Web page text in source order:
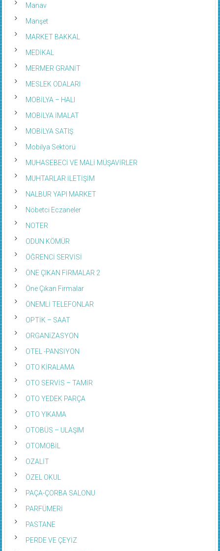
Manav
Manşet
MARKET BAKKAL
MEDİKAL
MERMER GRANİT
MESLEK ODALARI
MOBİLYA – HALI
MOBİLYA İMALAT
MOBİLYA SATIŞ
Mobilya Sektörü
MUHASEBECİ VE MALİ MÜŞAVİRLER
MUHTARLAR İLETİŞİM
NALBUR YAPI MARKET
Nöbetci Eczaneler
NOTER
ODUN KÖMÜR
ÖĞRENCİ SERVİSİ
ÖNE ÇIKAN FİRMALAR 2
Öne Çıkan Firmalar
ÖNEMLİ TELEFONLAR
OPTİK – SAAT
ORGANİZASYON
OTEL -PANSİYON
OTO KİRALAMA
OTO SERVİS – TAMİR
OTO YEDEK PARÇA
OTO YIKAMA
OTOBÜS – ULAŞIM
OTOMOBİL
OZALİT
ÖZEL OKUL
PAÇA-ÇORBA SALONU
PARFÜMERİ
PASTANE
PERDE VE ÇEYİZ